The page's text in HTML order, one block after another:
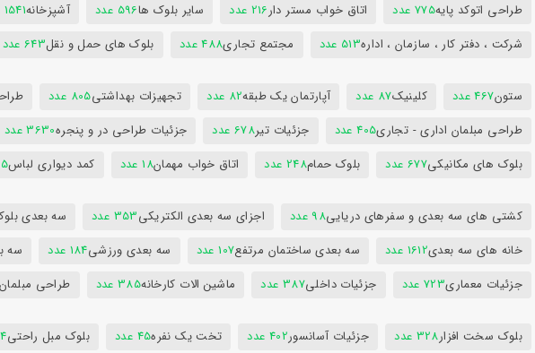
طراحی اتوکد پایه775 عدد اتاق خواب مستر دار216 عدد سایر بلوک ها596 عدد آشپزخانه1541 عدد
شرکت ، دفتر کار ، سازمان ، اداره513 عدد مجتمع تجاری488 عدد بلوک های حمل و نقل643 عدد
ستون467 عدد کلینیک87 عدد آپارتمان یک طبقه82 عدد تجهیزات بهداشتی805 عدد
طراحی مبلمان اداری - تجاری405 عدد جزئیات تیر678 عدد جزئیات طراحی در و پنجره3630 عدد
بلوک های مکانیکی677 عدد بلوک حمام248 عدد اتاق خواب مهمان18 عدد کمد دیواری لباس
کشتی های سه بعدی و سفرهای دریایی98 عدد اجزای سه بعدی الکتریکی353 عدد سه بعدی
خانه های سه بعدی1612 عدد سه بعدی ساختمان مرتفع107 عدد سه بعدی ورزشی184 عدد سه
جزئیات معماری723 عدد جزئیات داخلی387 عدد ماشین الات کارخانه385 عدد طراحی
بلوک سخت افزار328 عدد جزئیات آسانسور402 عدد تخت یک نفره45 عدد بلوک مبل راحتی